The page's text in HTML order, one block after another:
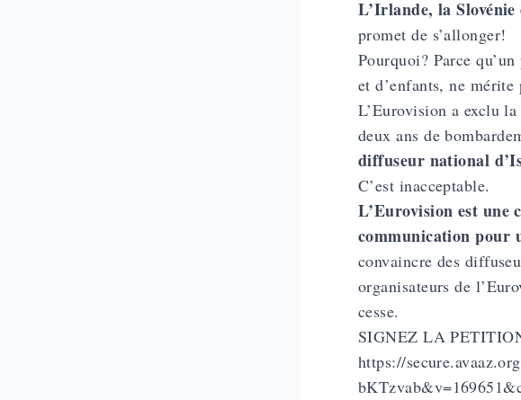
L’Irlande, la Slovénie
promet de s’allonger!
Pourquoi? Parce
et d’enfants, ne
L’Eurovision a exclu
deux ans de
diffuseur national
C’est inacceptable.
L’Eurovision est une
communication pour
convaincre des
organisateurs de
cesse.
SIGNEZ LA
https://